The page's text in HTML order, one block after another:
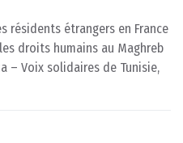
résidents étrangers en France
droits humains au Maghreb
– Voix solidaires de Tunisie,